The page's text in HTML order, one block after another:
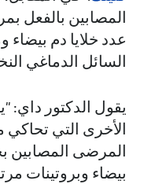
المصابين بالفعل
عدد خلايا دم
السائل الدماغي
يقول الدكتور داي:
الأخرى التي
المرضى المصابين
بيضاء وبروتينات